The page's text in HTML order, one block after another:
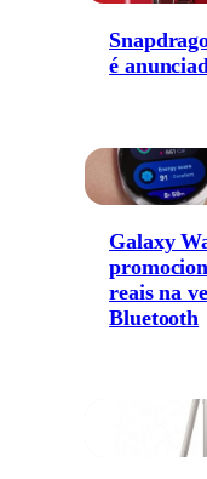
é
Galaxy
reais na
Bluetooth